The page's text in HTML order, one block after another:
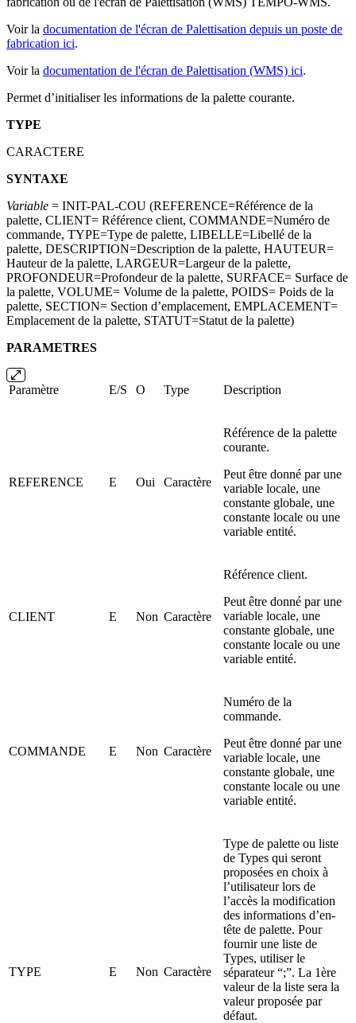
Voir la documentation de l'écran de Palettisation depuis un poste de
fabrication ici.
Voir la documentation de l'écran de Palettisation (WMS) ici.
Permet d’initialiser les informations de la palette courante.
TYPE
CARACTERE
SYNTAXE
Variable = INIT-PAL-COU (REFERENCE=Référence de la
palette, CLIENT= Référence client, COMMANDE=Numéro de
commande, TYPE=Type de palette, LIBELLE=Libellé de la
palette, DESCRIPTION=Description de la palette, HAUTEUR=
Hauteur de la palette, LARGEUR=Largeur de la palette,
PROFONDEUR=Profondeur de la palette, SURFACE= Surface de
la palette, VOLUME= Volume de la palette, POIDS= Poids de la
palette, SECTION= Section d’emplacement, EMPLACEMENT=
Emplacement de la palette, STATUT=Statut de la palette)
PARAMETRES
Paramètre E/S O Type Description
REFERENCE E Oui Caractère
Référence de la palette
courante.
Peut être donné par une
variable locale, une
constante globale, une
constante locale ou une
variable entité.
CLIENT E Non Caractère
Référence client.
Peut être donné par une
variable locale, une
constante globale, une
constante locale ou une
variable entité.
COMMANDE E Non Caractère
Numéro de la
commande.
Peut être donné par une
variable locale, une
constante globale, une
constante locale ou une
variable entité.
TYPE E Non Caractère
Type de palette ou liste
de Types qui seront
proposées en choix à
l’utilisateur lors de
l’accès la modification
des informations d’en-
tête de palette. Pour
fournir une liste de
Types, utiliser le
séparateur “;”. La 1ère
valeur de la liste sera la
valeur proposée par
défaut.